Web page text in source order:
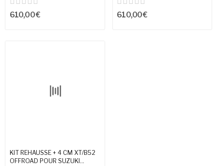
610,00 € 610,00 €
KIT REHAUSSE + 4 CM XT/B52
OFFROAD POUR SUZUKI...